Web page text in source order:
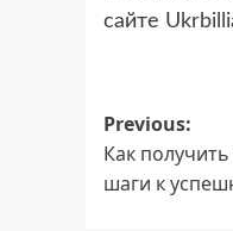
сайте
Post
Previous:
Как
шаги к